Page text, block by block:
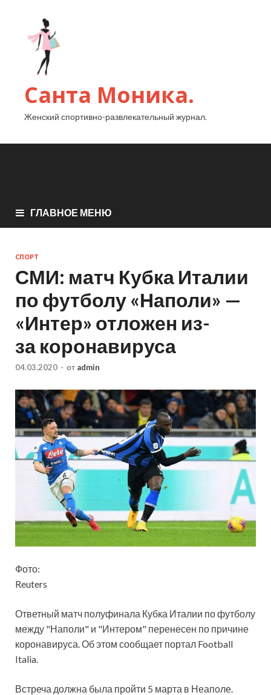
Санта Моника.
Женский спортивно-развлекательный журнал.
ГЛАВНОЕ МЕНЮ
СПОРТ
СМИ: матч Кубка Италии
по футболу «Наполи» —
«Интер» отложен из-
за коронавируса
04.03.2020 - от admin
Фото:
Reuters
Ответный матч полуфинала Кубка Италии по футболу
между "Наполи" и "Интером" перенесен по причине
коронавируса. Об этом сообщает портал Football
Italia.
Встреча должна была пройти 5 марта в Неаполе.